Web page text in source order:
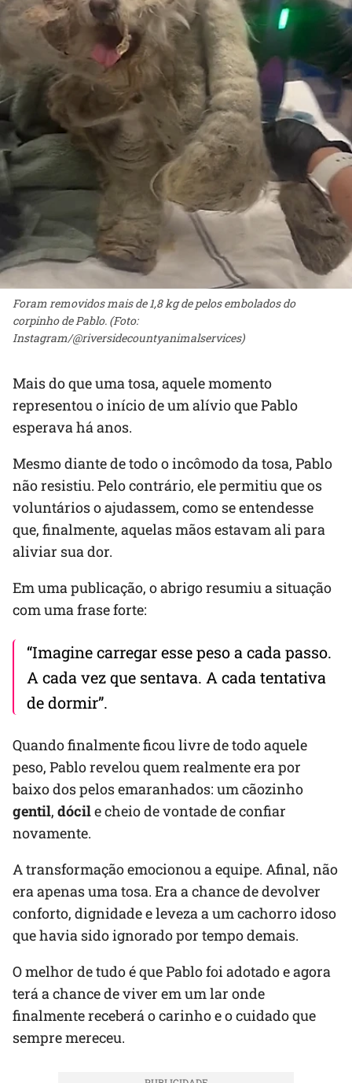
Foram removidos mais de 1,8 kg de pelos embolados do
corpinho de Pablo. (Foto:
Instagram/@riversidecountyanimalservices)
Mais do que uma tosa, aquele momento
representou o início de um alívio que Pablo
esperava há anos.
Mesmo diante de todo o incômodo da tosa, Pablo
não resistiu. Pelo contrário, ele permitiu que os
voluntários o ajudassem, como se entendesse
que, finalmente, aquelas mãos estavam ali para
aliviar sua dor.
Em uma publicação, o abrigo resumiu a situação
com uma frase forte:
“Imagine carregar esse peso a cada passo.
A cada vez que sentava. A cada tentativa
de dormir”.
Quando finalmente ficou livre de todo aquele
peso, Pablo revelou quem realmente era por
baixo dos pelos emaranhados: um cãozinho
gentil, dócile cheio de vontade de confiar
novamente.
A transformação emocionou a equipe. Afinal, não
era apenas uma tosa. Era a chance de devolver
conforto, dignidade e leveza a um cachorro idoso
que havia sido ignorado por tempo demais.
O melhor de tudo é que Pablo foi adotado e agora
terá a chance de viver em um lar onde
finalmente receberá o carinho e o cuidado que
sempre mereceu.